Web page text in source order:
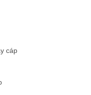
cáp